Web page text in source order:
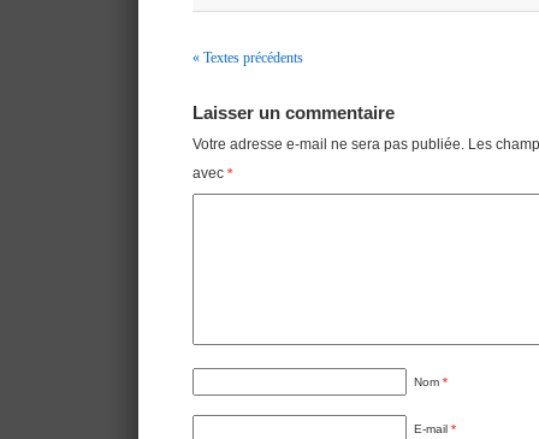
« Textes précédents
Laisser un commentaire
Votre adresse e-mail ne sera pas publiée. Les
avec *
Nom *
E-mail *